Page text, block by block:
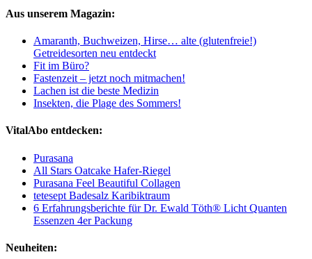
Aus unserem Magazin:
Amaranth, Buchweizen, Hirse… alte (glutenfreie!)
Getreidesorten neu entdeckt
Fit im Büro?
Fastenzeit – jetzt noch mitmachen!
Lachen ist die beste Medizin
Insekten, die Plage des Sommers!
VitalAbo entdecken:
Purasana
All Stars Oatcake Hafer-Riegel
Purasana Feel Beautiful Collagen
tetesept Badesalz Karibiktraum
6 Erfahrungsberichte für Dr. Ewald Töth® Licht Quanten
Essenzen 4er Packung
Neuheiten: